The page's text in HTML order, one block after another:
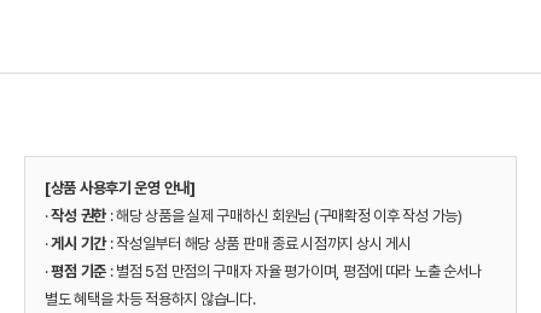
[상품 사용후기 운영 안내]
·작성 권한 : 해당 상품을 실제 구매하신 회원님 (구매확정 이후 작성 가능)
·게시 기간: 작성일부터 해당 상품 판매 종료 시점까지 상시 게시
·평점 기준 : 별점 5점 만점의 구매자 자율 평가이며, 평점에 따라 노출 순서나
별도 혜택을 차등 적용하지 않습니다.